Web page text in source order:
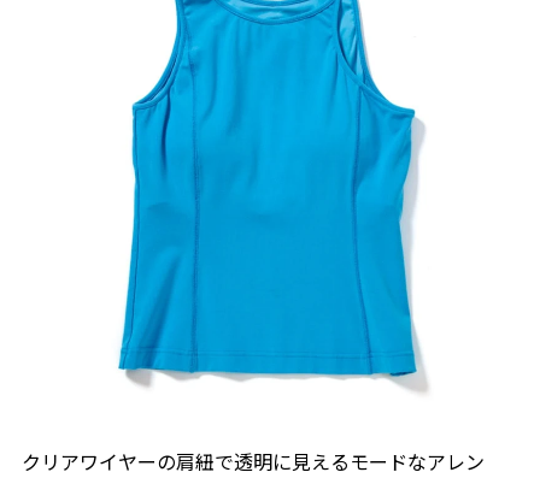
クリアワイヤーの肩紐で透明に見えるモードなアレン